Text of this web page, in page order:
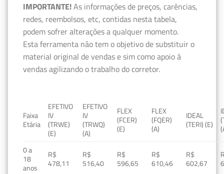
IMPORTANTE!As informações de preços, carências,
redes, reembolsos, etc, contidas nesta tabela,
podem sofrer alterações a qualquer momento.
Esta ferramenta não tem o objetivo de substituir o
material original de vendas e sim como apoio à
vendas agilizando o trabalho do corretor.
Faixa
Etária
EFETIVO
IV
(TRWE)
(E)
EFETIVO
IV
(TRWQ)
(A)
FLEX
(FCER)
(E)
FLEX
(FQER)
(A)
IDEAL
(TERI) (E)
0 a
18
anos
R$
478,11
R$
516,40
R$
596,65
R$
610,46
R$
602,67